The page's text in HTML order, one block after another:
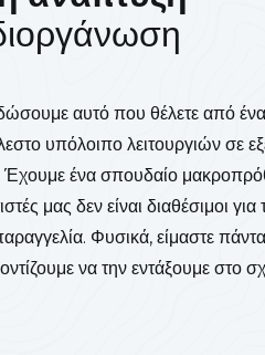
αυτό που θέλετε από ένα
υπόλοιπο λειτουργιών σε
Έχουμε ένα σπουδαίο
μας δεν είναι διαθέσιμοι για
Φυσικά, είμαστε
να την εντάξουμε στο